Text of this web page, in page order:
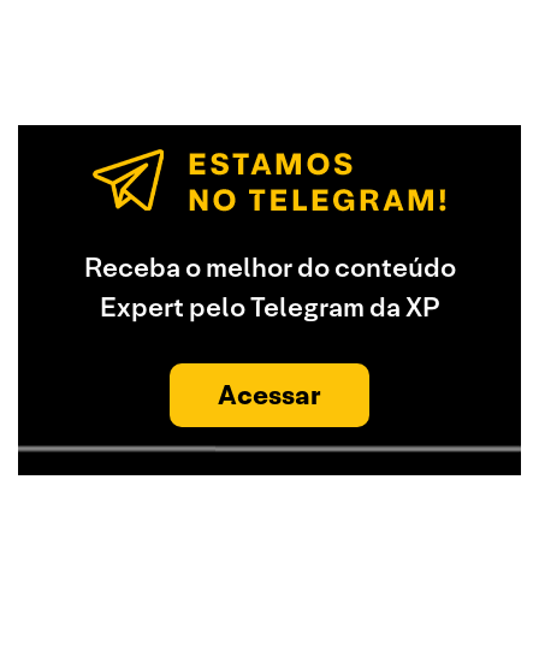
Receba o melhor do conteúdo
Expert pelo Telegram da XP
Acessar